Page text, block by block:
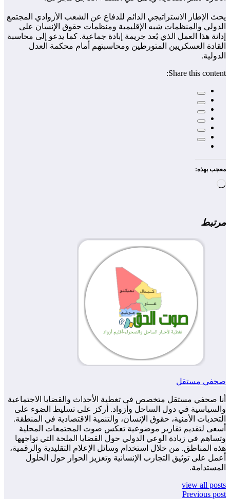
يحث الإطار الاستراتيجي الدائم للدفاع عن الشعب الأزوادي المجتمع
الدولي والمنظمات شبه الإقليمية ومنظمات حقوق الإنسان على
إدانة هذا العمل الذي يُعد جريمة إبادة جماعية. كما يدعو إلى محاسبة
القادة العسكريين المتورطين ومحاسبتهم أمام محكمة العدل
الدولية.
Share this content:
معجب بهذه:
جاري
مرتبط
صحفي مستقل
أنا صحفي مستقل متخصص في تغطية الأحداث والقضايا الاجتماعية
والسياسية في دول الساحل وأزواد. أركز على تسليط الضوء على
التحديات الأمنية، حقوق الإنسان، والتنمية الاقتصادية في المنطقة.
أسعى لتقديم تقارير موضوعية تعكس صوت المجتمعات المحلية
وتساهم في زيادة الوعي الدولي حول القضايا الملحة التي تواجهها
هذه المناطق. من خلال استخدام وسائل الإعلام التقليدية والرقمية،
أعمل على توثيق التجارب الإنسانية وتعزيز الحوار حول الحلول
المستدامة.
view all posts
Previous post